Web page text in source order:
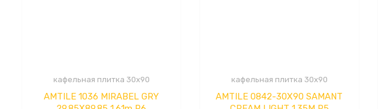
кафельная плитка 30x90
AMTILE 1036 MIRABEL GRY
кафельная плитка 30x90
AMTILE 0842-30X90 SAMANT